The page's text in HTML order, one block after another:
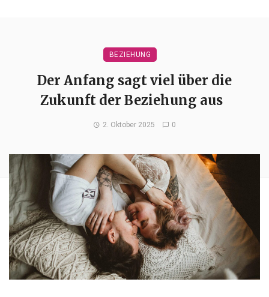
BEZIEHUNG
Der Anfang sagt viel über die
Zukunft der Beziehung aus
2. Oktober 2025 0